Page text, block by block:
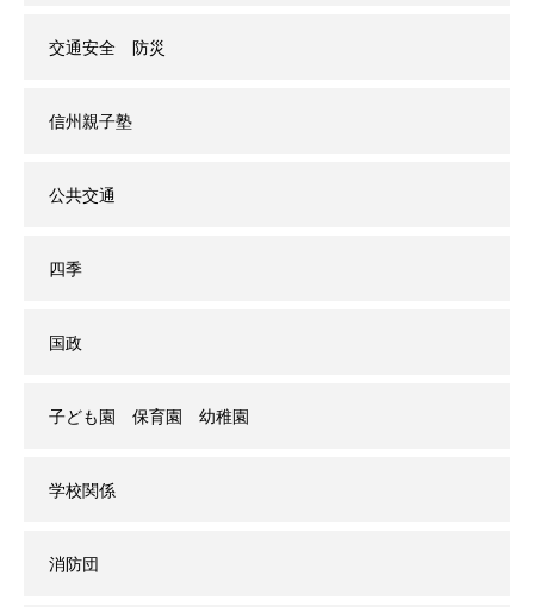
交通安全 防災
信州親子塾
公共交通
四季
国政
子ども園 保育園 幼稚園
学校関係
消防団